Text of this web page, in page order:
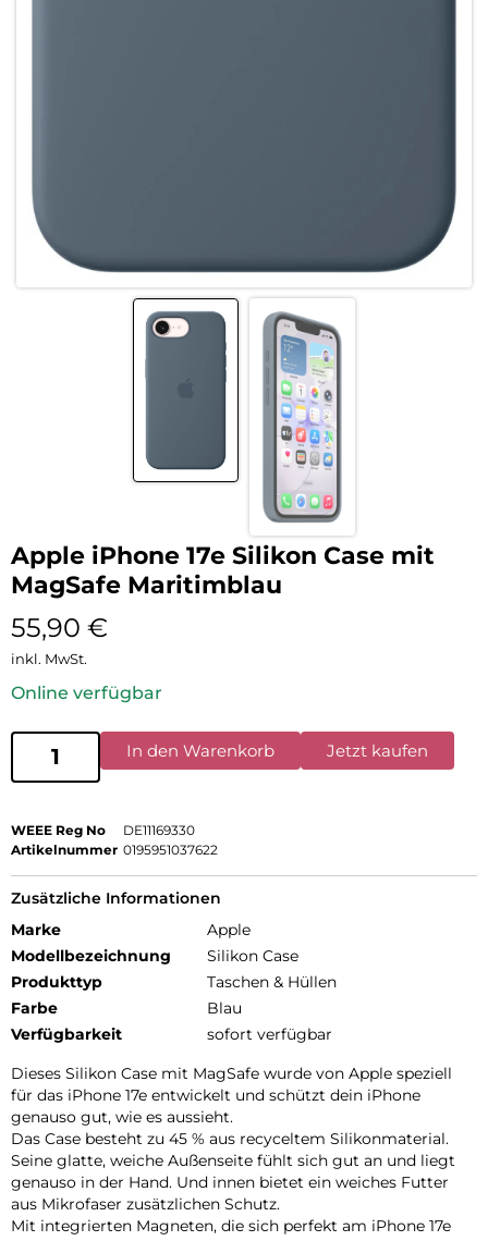
Apple iPhone 17e Silikon Case mit
MagSafe Maritimblau
55,90 €
inkl. MwSt.
Online verfügbar
In den Warenkorb Jetzt kaufen
WEEE Reg No
DE11169330
Artikelnummer 0195951037622
Zusätzliche Informationen
Marke
Apple
Modellbezeichnung
Silikon Case
Produkttyp
Taschen & Hüllen
Farbe
Blau
Verfügbarkeit
sofort verfügbar
Dieses Silikon Case mit MagSafe wurde von Apple speziell
für das iPhone 17e entwickelt und schützt dein iPhone
genauso gut, wie es aussieht.
Das Case besteht zu 45 % aus recyceltem Silikon­material.
Seine glatte, weiche Außenseite fühlt sich gut an und liegt
genauso in der Hand. Und innen bietet ein weiches Futter
aus Mikro­faser zusätzlichen Schutz.
Mit integrierten Magneten, die sich perfekt am iPhone 17e